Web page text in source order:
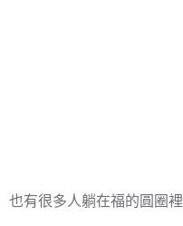
也有很多人躺在福的圓圈裡